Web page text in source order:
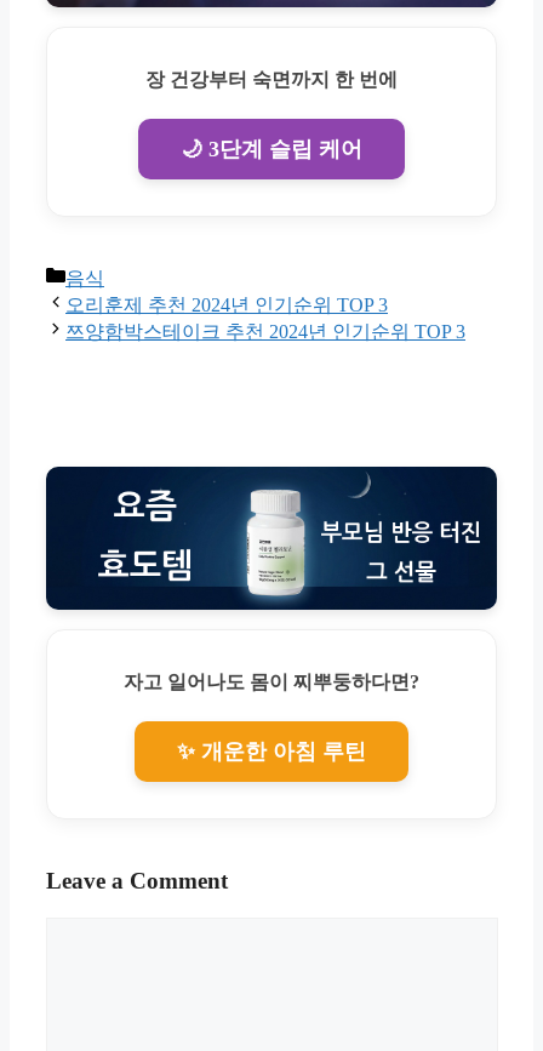
장 건강부터 숙면까지 한 번에
🌙 3단계 슬립 케어
Categories
음식
오리훈제 추천 2024년 인기순위 TOP 3
쯔양함박스테이크 추천 2024년 인기순위 TOP 3
자고 일어나도 몸이 찌뿌둥하다면?
✨ 개운한 아침 루틴
Leave a Comment